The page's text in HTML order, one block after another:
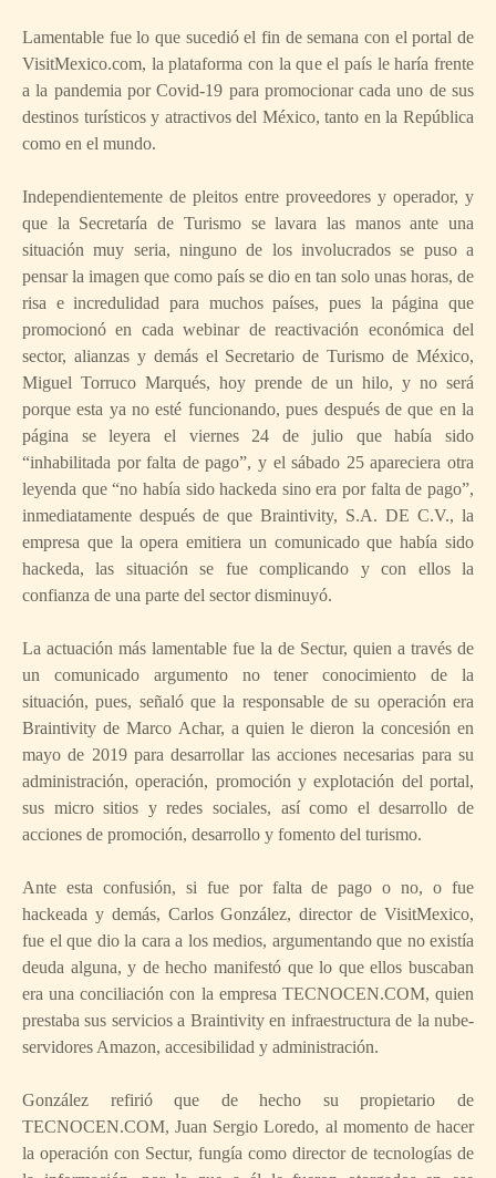
Lamentable fue lo que sucedió el fin de semana con el portal de
VisitMexico.com, la plataforma con la que el país le haría frente
a la pandemia por Covid-19 para promocionar cada uno de sus
destinos turísticos y atractivos del México, tanto en la República
como en el mundo.
Independientemente de pleitos entre proveedores y operador, y
que la Secretaría de Turismo se lavara las manos ante una
situación muy seria, ninguno de los involucrados se puso a
pensar la imagen que como país se dio en tan solo unas horas, de
risa e incredulidad para muchos países, pues la página que
promocionó en cada webinar de reactivación económica del
sector, alianzas y demás el Secretario de Turismo de México,
Miguel Torruco Marqués, hoy prende de un hilo, y no será
porque esta ya no esté funcionando, pues después de que en la
página se leyera el viernes 24 de julio que había sido
“inhabilitada por falta de pago”, y el sábado 25 apareciera otra
leyenda que “no había sido hackeda sino era por falta de pago”,
inmediatamente después de que Braintivity, S.A. DE C.V., la
empresa que la opera emitiera un comunicado que había sido
hackeda, las situación se fue complicando y con ellos la
confianza de una parte del sector disminuyó.
La actuación más lamentable fue la de Sectur, quien a través de
un comunicado argumento no tener conocimiento de la
situación, pues, señaló que la responsable de su operación era
Braintivity de Marco Achar, a quien le dieron la concesión en
mayo de 2019 para desarrollar las acciones necesarias para su
administración, operación, promoción y explotación del portal,
sus micro sitios y redes sociales, así como el desarrollo de
acciones de promoción, desarrollo y fomento del turismo.
Ante esta confusión, si fue por falta de pago o no, o fue
hackeada y demás, Carlos González, director de VisitMexico,
fue el que dio la cara a los medios, argumentando que no existía
deuda alguna, y de hecho manifestó que lo que ellos buscaban
era una conciliación con la empresa TECNOCEN.COM, quien
prestaba sus servicios a Braintivity en infraestructura de la nube-
servidores Amazon, accesibilidad y administración.
González refirió que de hecho su propietario de
TECNOCEN.COM, Juan Sergio Loredo, al momento de hacer
la operación con Sectur, fungía como director de tecnologías de